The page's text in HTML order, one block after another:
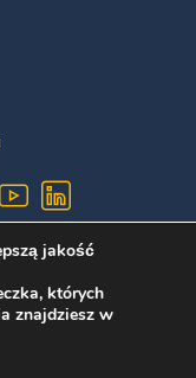
jakość
których
znajdziesz w